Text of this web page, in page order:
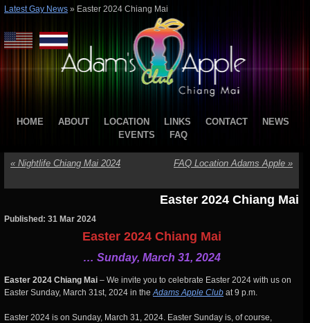
Latest Gay News » Easter 2024 Chiang Mai
HOME ABOUT LOCATION LINKS CONTACT
NEWS
EVENTS
FAQ
« Nightlife Chiang Mai 2024 FAQ Location Adams Apple »
Easter 2024 Chiang Mai
Published: 31 Mar 2024
Easter 2024 Chiang Mai
… Sunday, March 31, 2024
Easter 2024 Chiang Mai – We invite you to celebrate Easter 2024 with us on
Easter Sunday, March 31st, 2024 in theAdams Apple Club at 9 p.m.
Easter 2024 is on Sunday, March 31, 2024. Easter Sunday is, of course,